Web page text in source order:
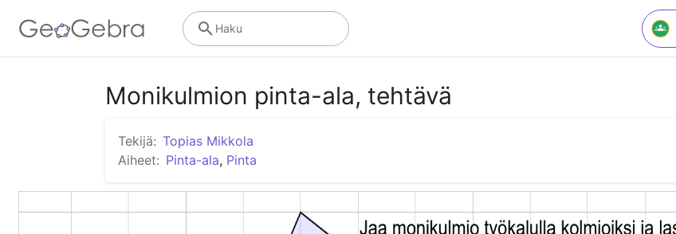
Haku
Monikulmion pinta-ala, tehtävä
Tekijä: Topias Mikkola
Aiheet: Pinta-ala, Pinta